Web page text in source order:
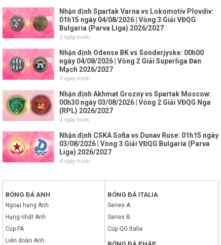
Nhận định Spartak Varna vs Lokomotiv Plovdiv:
01h15 ngày 04/08/2026 | Vòng 3 Giải VĐQG
Bulgaria (Parva Liga) 2026/2027
3 ngày trước
Nhận định Odense BK vs Sonderjyske: 00h00
ngày 04/08/2026 | Vòng 2 Giải Superliga Đan
Mạch 2026/2027
3 ngày trước
Nhận định Akhmat Grozny vs Spartak Moscow:
00h30 ngày 03/08/2026 | Vòng 2 Giải VĐQG Nga
(RPL) 2026/2027
4 ngày trước
Nhận định CSKA Sofia vs Dunav Ruse: 01h15 ngày
03/08/2026 | Vòng 3 Giải VĐQG Bulgaria (Parva
Liga) 2026/2027
4 ngày trước
BÓNG ĐÁ ANH
Ngoại hạng Anh
Hạng nhất Anh
Cúp FA
Liên đoàn Anh
BÓNG ĐÁ ITALIA
Series A
Series B
Cúp QG Italia